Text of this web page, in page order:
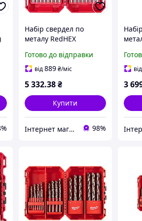
Набір свердел по
металу RedHEX
PACKOUT (Ø 2 13 мм) 25
шт. в пластиковому
4932500420
Готово до відправки
від889 ₴/міс
5 332.38 ₴
Купити
Інтернет магазин обладнання та інструменту "Чупі" 98%
(Ø 1-
від
3